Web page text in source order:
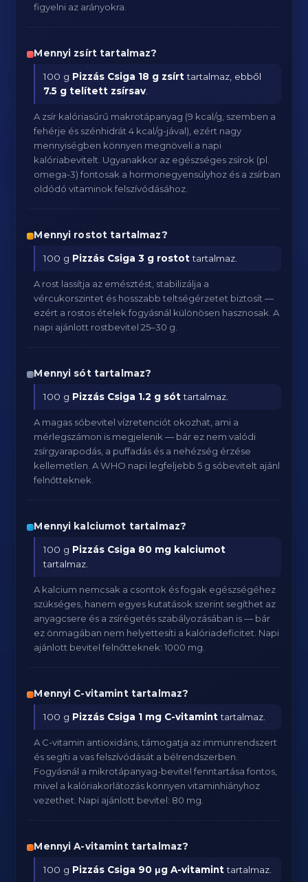
figyelni az arányokra.
Mennyi zsírt tartalmaz?
100 g Pizzás Csiga 18 g zsírttartalmaz, ebből
7.5 g telített zsírsav
A zsír kalóriasűrű makrotápanyag (9 kcal/g, szemben a
fehérje és szénhidrát 4 kcal/g-jával), ezért nagy
mennyiségben könnyen megnöveli a napi
kalóriabevitelt. Ugyanakkor az egészséges zsírok (pl.
omega-3) fontosak a hormonegyensúlyhoz és a zsírban
oldódó vitaminok felszívódásához.
Mennyi rostot tartalmaz?
100 g Pizzás Csiga 3 g rostottartalmaz.
A rost lassítja az emésztést, stabilizálja a
vércukorszintet és hosszabb teltségérzetet biztosít —
ezért a rostos ételek fogyásnál különösen hasznosak. A
napi ajánlott rostbevitel 25–30 g.
Mennyi sót tartalmaz?
100 g Pizzás Csiga 1.2 g sóttartalmaz.
A magas sóbevitel vízretenciót okozhat, ami a
mérlegszámon is megjelenik — bár ez nem valódi
zsírgyarapodás, a puffadás és a nehézség érzése
kellemetlen. A WHO napi legfeljebb 5 g sóbevitelt ajánl
felnőtteknek.
Mennyi kalciumot tartalmaz?
100 g Pizzás Csiga 80 mg kalciumot
tartalmaz.
A kalcium nemcsak a csontok és fogak egészségéhez
szükséges, hanem egyes kutatások szerint segíthet az
anyagcsere és a zsírégetés szabályozásában is — bár
ez önmagában nem helyettesíti a kalóriadeficitet. Napi
ajánlott bevitel felnőtteknek: 1000 mg.
Mennyi C-vitamint tartalmaz?
100 g Pizzás Csiga 1 mg C-vitaminttartalmaz.
A C-vitamin antioxidáns, támogatja az immunrendszert
és segíti a vas felszívódását a bélrendszerben.
Fogyásnál a mikrotápanyag-bevitel fenntartása fontos,
mivel a kalóriakorlátozás könnyen vitaminhiányhoz
vezethet. Napi ajánlott bevitel: 80 mg.
Mennyi A-vitamint tartalmaz?
100 g Pizzás Csiga 90 μg A-vitaminttartalmaz.